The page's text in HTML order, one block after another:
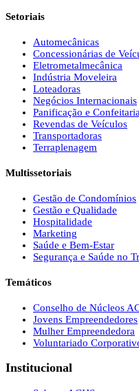
Setoriais
Automecânicas
Concessionárias de
Eletrometalmecânica
Indústria Moveleira
Loteadoras
Negócios Internacionais
Panificação e Confeitaria
Revendas de Veículos
Transportadoras
Terraplenagem
Multissetoriais
Gestão de Condomínios
Gestão e Qualidade
Hospitalidade
Marketing
Saúde e Bem-Estar
Segurança e Saúde no
Temáticos
Conselho de Núcleos
Jovens Empreendedores
Mulher Empreendedora
Voluntariado
Institucional